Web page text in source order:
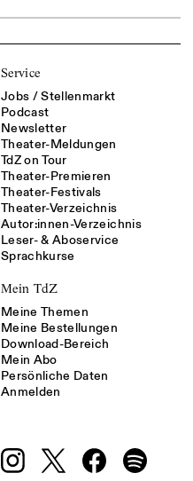
Service
Jobs / Stellenmarkt
Podcast
Newsletter
Theater-Meldungen
TdZ on Tour
Theater-Premieren
Theater-Festivals
Theater-Verzeichnis
Autor:innen-Verzeichnis
Leser- & Aboservice
Sprachkurse
Mein TdZ
Meine Themen
Meine Bestellungen
Download-Bereich
Mein Abo
Persönliche Daten
Anmelden